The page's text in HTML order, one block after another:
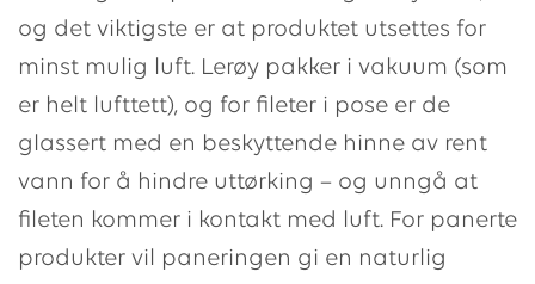
og det viktigste er at produktet utsettes for
minst mulig luft. Lerøy pakker i vakuum (som
er helt lufttett), og for fileter i pose er de
glassert med en beskyttende hinne av rent
vann for å hindre uttørking – og unngå at
fileten kommer i kontakt med luft. For panerte
produkter vil paneringen gi en naturlig